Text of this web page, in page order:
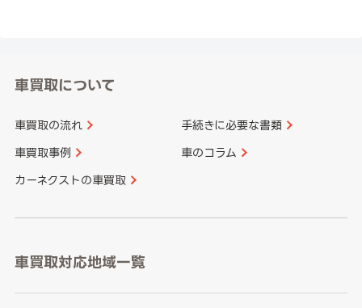
車買取について
車買取の流れ 手続きに必要な書類
車買取事例 車のコラム
カーネクストの車買取
車買取対応地域一覧